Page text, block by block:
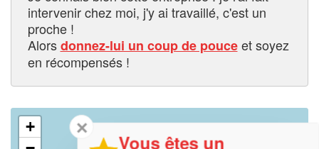
intervenir chez moi, j'y ai travaillé, c'est un
proche !
Alorsdonnez-lui un coup de pouceet soyez
en récompensés !
+
✕
Vous êtes un